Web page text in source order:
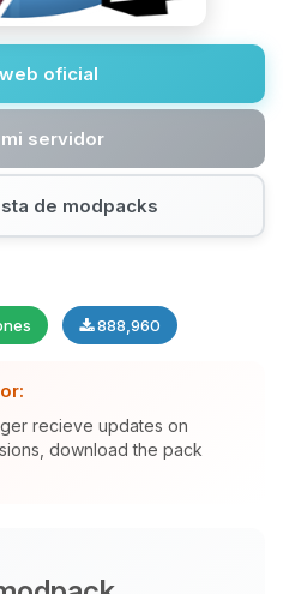
oficial
servidor
de modpacks
888,960
recieve updates on
download the pack
con quien
tu pequeno
Cuentame
moveré mis
para ayudarte.